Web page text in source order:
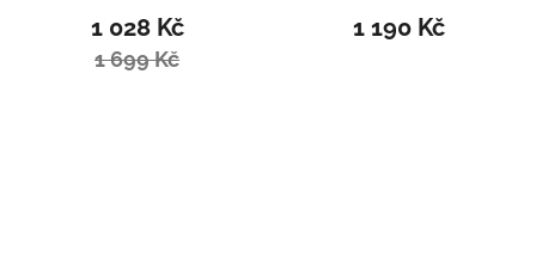
1 028 Kč
1 699 Kč
1 190 Kč